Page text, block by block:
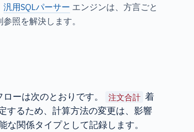
汎用SQLパーサー エンジンは、方言ごと
照を解決します。
ーは次のとおりです。 注文合計 着
するため、計算方法の変更は、影響
関係タイプとして記録します。